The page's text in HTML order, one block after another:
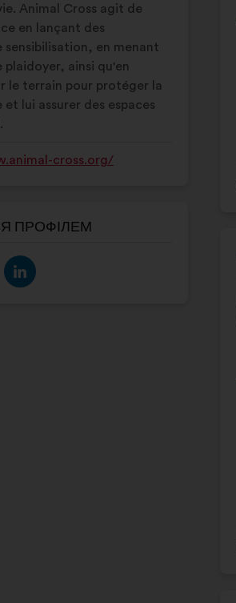
Animal Cross agit de
en lançant des
sensibilisation, en menant
plaidoyer, ainsi qu'en
le terrain pour protéger la
et lui assurer des espaces
cross.org/
ПРОФІЛЕМ